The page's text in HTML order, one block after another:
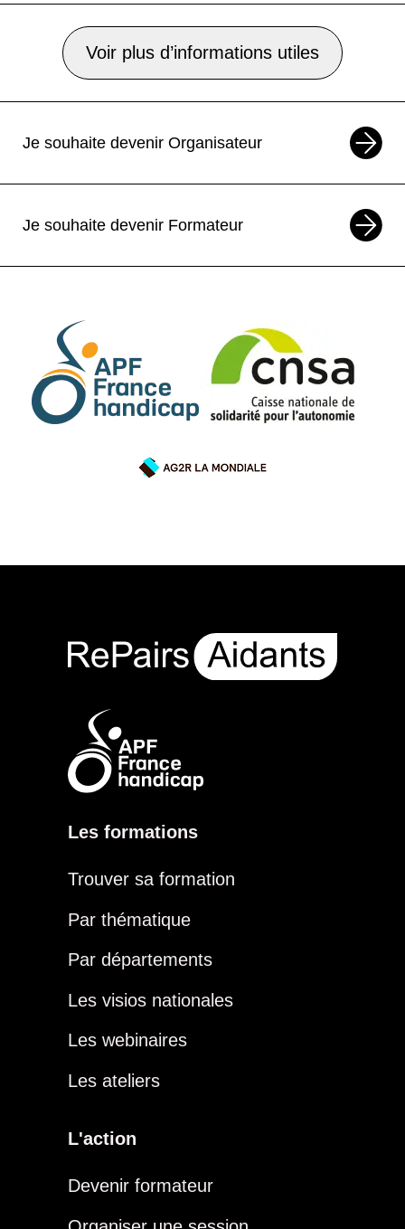
Voir plus d’informations utiles
Je souhaite devenir Organisateur
Je souhaite devenir Formateur
Les formations
Trouver sa formation
Par thématique
Par départements
Les visios nationales
Les webinaires
Les ateliers
L'action
Devenir formateur